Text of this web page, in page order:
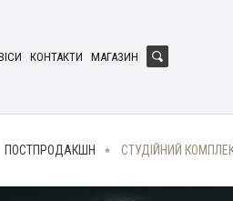
КОНТАКТИ МАГАЗИН
ПОСТПРОДАКШН СТУДІЙНИЙ